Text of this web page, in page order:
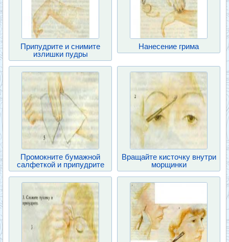
Припудрите и снимите
излишки пудры
Нанесение грима
Промокните бумажной
салфеткой и припудрите
Вращайте кисточку внутри
морщинки